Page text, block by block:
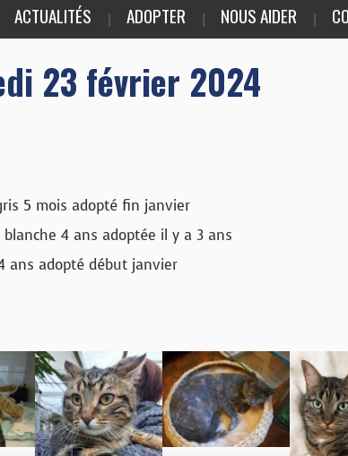
ACTUALITÉS ADOPTER NOUS AIDER
23 février 2024
5 mois adopté fin janvier
blanche 4 ans adoptée il y a 3 ans
ans adopté début janvier